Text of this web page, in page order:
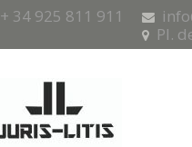
+ 34 925 811 911
Pl.